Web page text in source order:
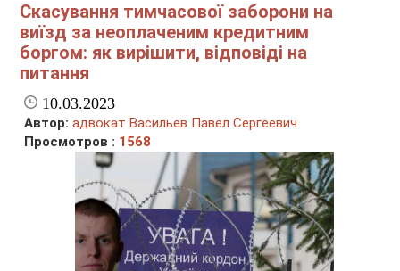
Скасування тимчасової заборони на
виїзд за неоплаченим кредитним
боргом: як вирішити, відповіді на
питання
10.03.2023
Автор: адвокат Васильев Павел Сергеевич
Просмотров : 1568